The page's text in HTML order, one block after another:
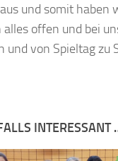
und somit haben
offen und bei
von Spieltag zu
INTERESSANT